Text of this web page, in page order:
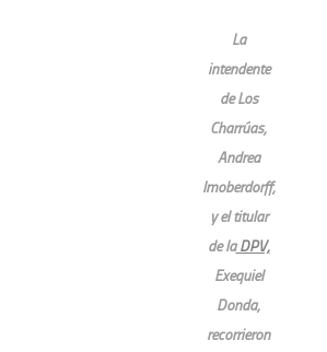
La
intendente
de Los
Charrúas,
Andrea
Imoberdorff,
y el titular
de laDPV,
Exequiel
Donda,
recorrieron